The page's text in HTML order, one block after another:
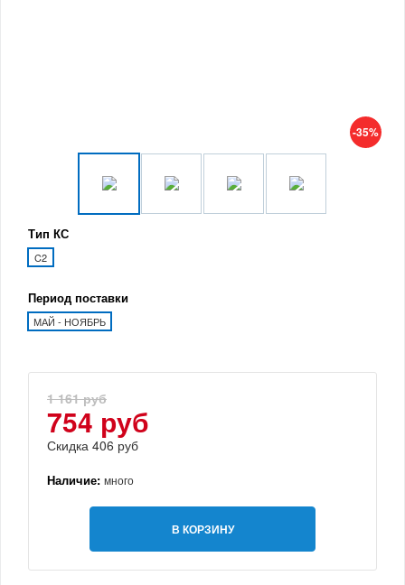
-35%
Тип КС
C2
Период поставки
МАЙ - НОЯБРЬ
1 161 руб
754 руб
Скидка 406 руб
Наличие: много
В КОРЗИНУ